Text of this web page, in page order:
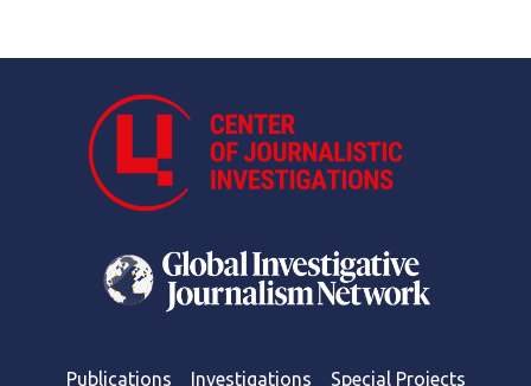
Publications Investigations Special Projects